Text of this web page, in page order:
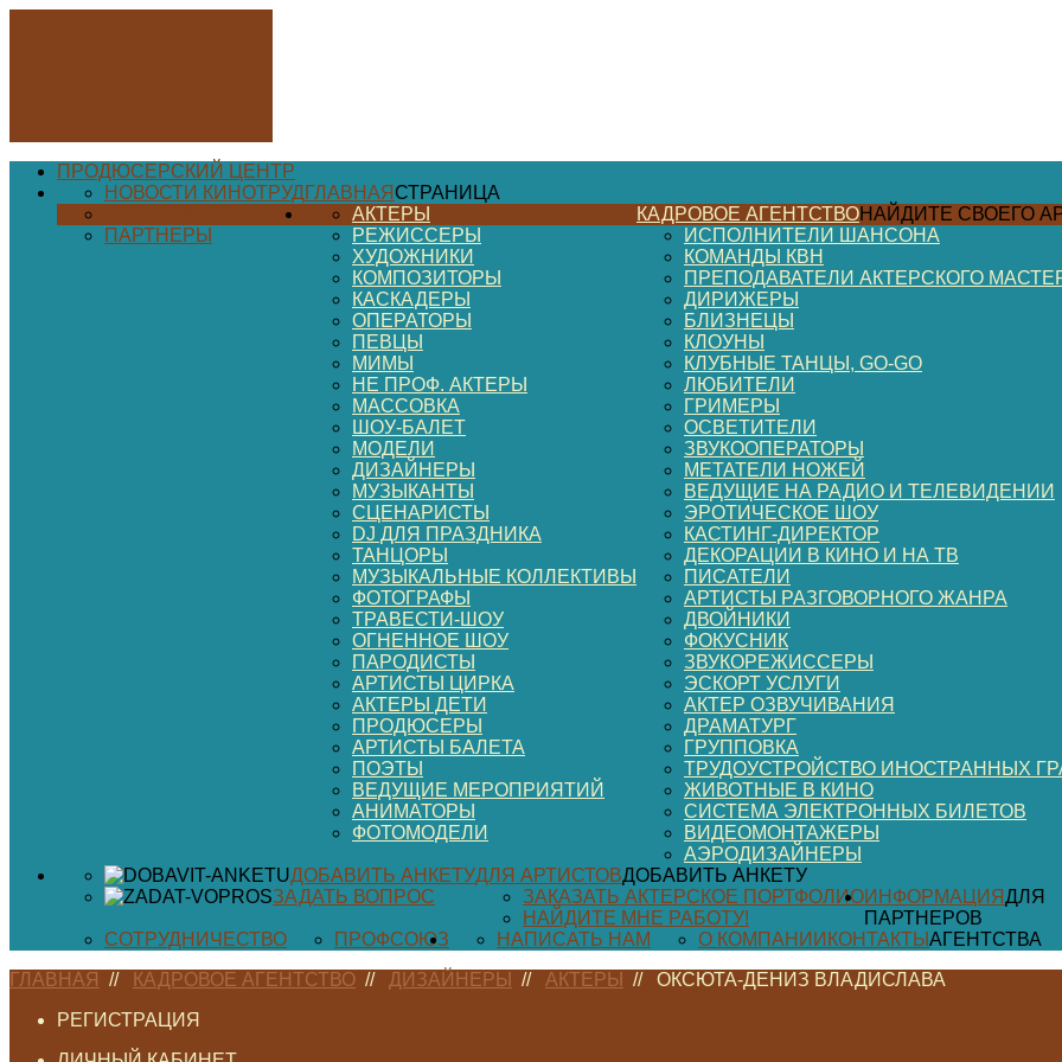
ПРОДЮСЕРСКИЙ ЦЕНТР
ГЛАВНАЯСТРАНИЦА
НОВОСТИ КИНОТРУД
ПАРТНЕРЫ
КАДРОВОЕ АГЕНТСТВОНАЙДИТЕ СВОЕГО
АКТЕРЫ
РЕЖИССЕРЫ
ХУДОЖНИКИ
КОМПОЗИТОРЫ
КАСКАДЕРЫ
ОПЕРАТОРЫ
ПЕВЦЫ
МИМЫ
НЕ ПРОФ. АКТЕРЫ
МАССОВКА
ШОУ-БАЛЕТ
МОДЕЛИ
ДИЗАЙНЕРЫ
МУЗЫКАНТЫ
СЦЕНАРИСТЫ
DJ ДЛЯ ПРАЗДНИКА
ТАНЦОРЫ
МУЗЫКАЛЬНЫЕ КОЛЛЕКТИВЫ
ФОТОГРАФЫ
ТРАВЕСТИ-ШОУ
ОГНЕННОЕ ШОУ
ПАРОДИСТЫ
АРТИСТЫ ЦИРКА
АКТЕРЫ ДЕТИ
ПРОДЮСЕРЫ
АРТИСТЫ БАЛЕТА
ПОЭТЫ
ВЕДУЩИЕ МЕРОПРИЯТИЙ
АНИМАТОРЫ
ФОТОМОДЕЛИ
ИСПОЛНИТЕЛИ ШАНСОНА
КОМАНДЫ КВН
ПРЕПОДАВАТЕЛИ АКТЕРСКОГО
ДИРИЖЕРЫ
БЛИЗНЕЦЫ
КЛОУНЫ
КЛУБНЫЕ ТАНЦЫ, GO-GO
ЛЮБИТЕЛИ
ГРИМЕРЫ
ОСВЕТИТЕЛИ
ЗВУКООПЕРАТОРЫ
МЕТАТЕЛИ НОЖЕЙ
ВЕДУЩИЕ НА РАДИО И ТЕЛЕВИДЕНИИ
ЭРОТИЧЕСКОЕ ШОУ
КАСТИНГ-ДИРЕКТОР
ДЕКОРАЦИИ В КИНО И НА ТВ
ПИСАТЕЛИ
АРТИСТЫ РАЗГОВОРНОГО ЖАНРА
ДВОЙНИКИ
ФОКУСНИК
ЗВУКОРЕЖИССЕРЫ
ЭСКОРТ УСЛУГИ
АКТЕР ОЗВУЧИВАНИЯ
ДРАМАТУРГ
ГРУППОВКА
ТРУДОУСТРОЙСТВО ИНОСТРАННЫХ
ЖИВОТНЫЕ В КИНО
СИСТЕМА ЭЛЕКТРОННЫХ БИЛЕТОВ
ВИДЕОМОНТАЖЕРЫ
АЭРОДИЗАЙНЕРЫ
ДЛЯ АРТИСТОВДОБАВИТЬ АНКЕТУ
ДОБАВИТЬ АНКЕТУ
ЗАДАТЬ ВОПРОС
ЗАКАЗАТЬ АКТЕРСКОЕ ПОРТФОЛИО
НАЙДИТЕ МНЕ РАБОТУ!
ИНФОРМАЦИЯДЛЯ
ПАРТНЕРОВ
СОТРУДНИЧЕСТВО
ПРОФСОЮЗ КОНТАКТЫ АГЕНТСТВА
НАПИСАТЬ НАМ
О КОМПАНИИ
ГЛАВНАЯ
// КАДРОВОЕ АГЕНТСТВО // ДИЗАЙНЕРЫ // АКТЕРЫ //
ОКСЮТА-ДЕНИЗ ВЛАДИСЛАВА
РЕГИСТРАЦИЯ